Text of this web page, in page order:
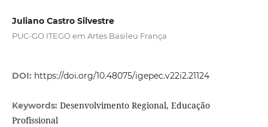
Juliano Castro Silvestre
PUC-GO ITEGO em Artes Basileu França
DOI: https://doi.org/10.48075/igepec.v22i2.21124
Keywords: Desenvolvimento Regional, Educação
Profissional